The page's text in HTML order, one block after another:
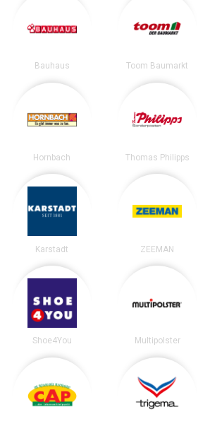
Bauhaus Toom Baumarkt
Hornbach Thomas Philipps
Karstadt ZEEMAN
Shoe4You Multipolster